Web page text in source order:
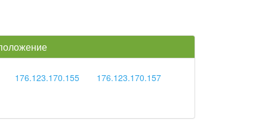
176.123.170.155
176.123.170.157